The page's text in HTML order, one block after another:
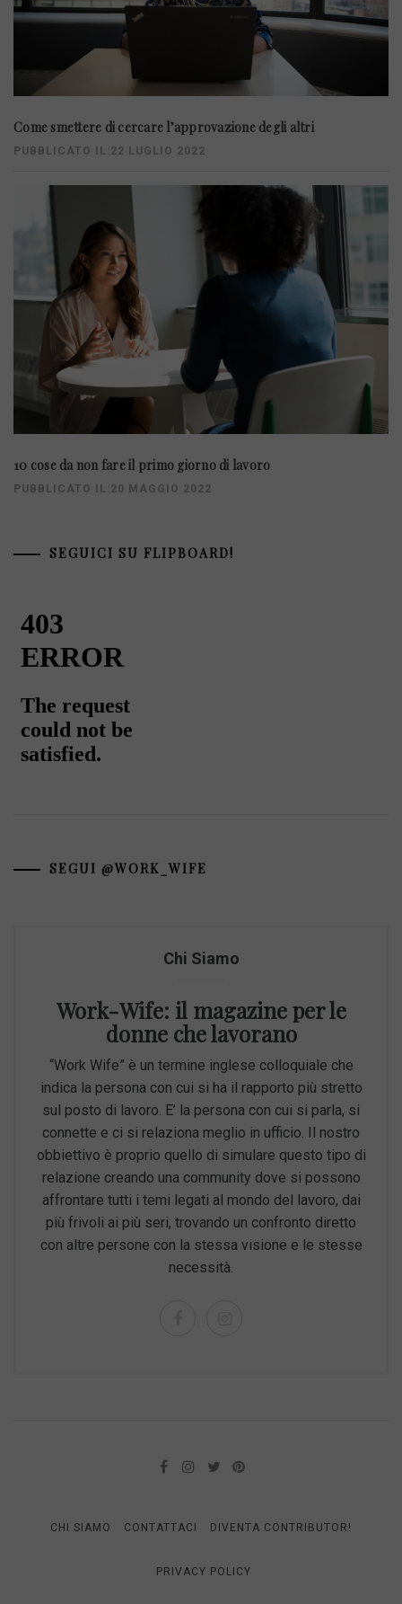
Come smettere di cercare l’approvazione degli altri
PUBBLICATO IL:22 LUGLIO 2022
10 cose da non fare il primo giorno di lavoro
PUBBLICATO IL:20 MAGGIO 2022
SEGUICI SU FLIPBOARD!
SEGUI @WORK_WIFE
Chi Siamo
Work-Wife: il magazine per le
donne che lavorano
“Work Wife” è un termine inglese colloquiale che
indica la persona con cui si ha il rapporto più stretto
sul posto di lavoro. E’ la persona con cui si parla, si
connette e ci si relaziona meglio in ufficio. Il nostro
obbiettivo è proprio quello di simulare questo tipo di
relazione creando una community dove si possono
affrontare tutti i temi legati al mondo del lavoro, dai
più frivoli ai più seri, trovando un confronto diretto
con altre persone con la stessa visione e le stesse
necessità.
CHI SIAMO CONTATTACI DIVENTA CONTRIBUTOR!
PRIVACY POLICY